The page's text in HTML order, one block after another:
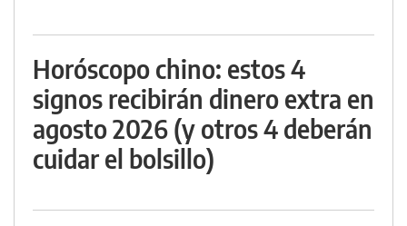
Horóscopo chino: estos 4
signos recibirán dinero extra en
agosto 2026 (y otros 4 deberán
cuidar el bolsillo)